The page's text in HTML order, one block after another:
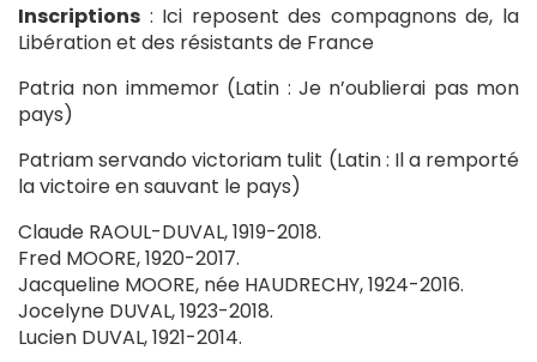
Inscriptions : Ici reposent des compagnons de, la
Libération et des résistants de France
Patria non immemor (Latin : Je n’oublierai pas mon
pays)
Patriam servando victoriam tulit (Latin : Il a remporté
la victoire en sauvant le pays)
Claude RAOUL-DUVAL, 1919-2018.
Fred MOORE, 1920-2017.
Jacqueline MOORE, née HAUDRECHY, 1924-2016.
Jocelyne DUVAL, 1923-2018.
Lucien DUVAL, 1921-2014.